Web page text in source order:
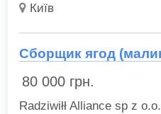
Київ
Сборщик ягод
80 000 грн.
Radziwiłł Alliance sp z o.o.